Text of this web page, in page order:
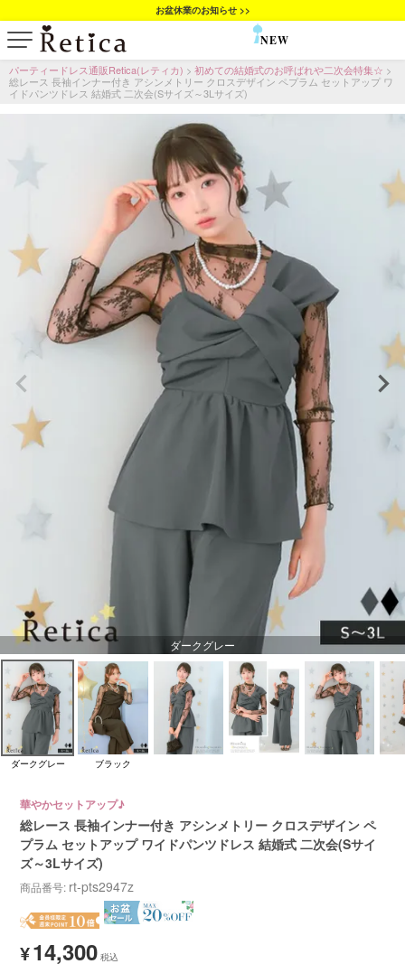
お盆休業のお知らせ >>
NEW
パーティードレス通販Retica(レティカ)
初めての結婚式のお呼ばれや二次会特集☆
総レース 長袖インナー付き アシンメトリー クロスデザイン ペプラム セットアップ ワ
イドパンツドレス 結婚式 二次会(Sサイズ～3Lサイズ)
ダークグレー
ダークグレー ブラック
華やかセットアップ♪
総レース 長袖インナー付き アシンメトリー クロスデザイン ペ
プラム セットアップ ワイドパンツドレス 結婚式 二次会(Sサイ
ズ～3Lサイズ)
商品番号 rt-pts2947z
¥14,300